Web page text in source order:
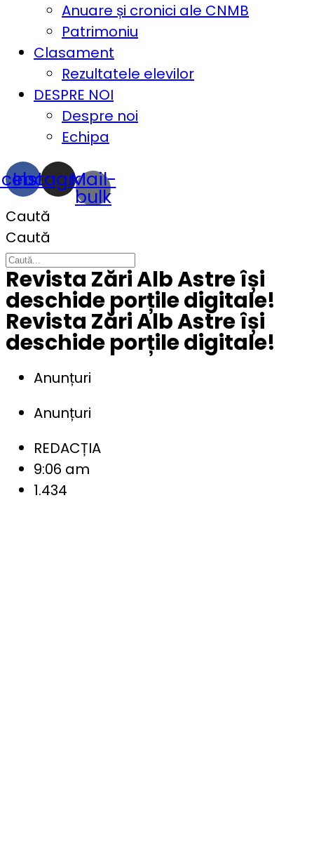
Anuare și cronici ale CNMB
Patrimoniu
Clasament
Rezultatele elevilor
DESPRE NOI
Despre noi
Echipa
Instagram
Mail-
bulk
Caută
Caută
Revista Zări Alb Astre își
deschide porțile digitale!
Revista Zări Alb Astre își
deschide porțile digitale!
Anunțuri
Anunțuri
REDACȚIA
9:06 am
1.434